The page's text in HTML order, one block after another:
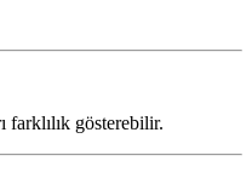
farklılık gösterebilir.